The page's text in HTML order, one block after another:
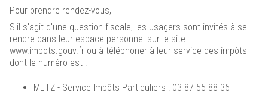
Pour prendre rendez-vous,
S'il s'agit d'une question fiscale, les usagers sont invités à se
rendre dans leur espace personnel sur le site
www.impots.gouv.fr ou à téléphoner à leur service des impôts
dont le numéro est :
METZ - Service Impôts Particuliers : 03 87 55 88 36